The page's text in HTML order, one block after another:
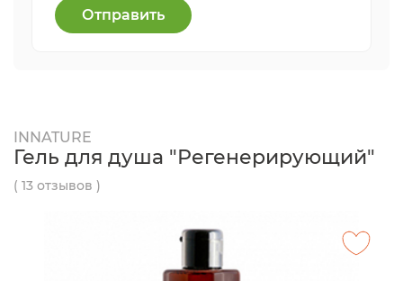
Отправить
INNATURE
Гель для душа "Регенерирующий"
( 13 отзывов )